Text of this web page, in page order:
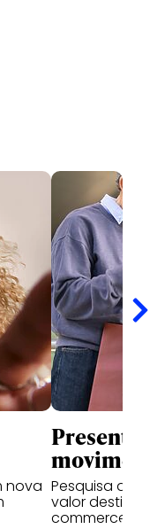
nova
Presentes
Pesquisa da
valor
commerce